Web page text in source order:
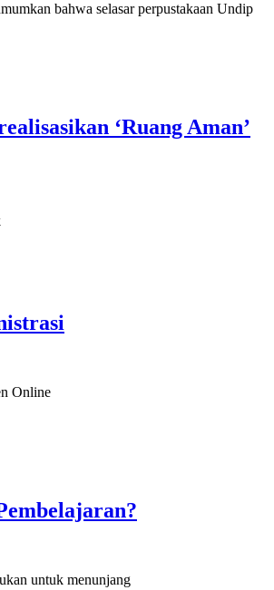
bahwa selasar perpustakaan Undip
‘Ruang Aman’
Online
untuk menunjang